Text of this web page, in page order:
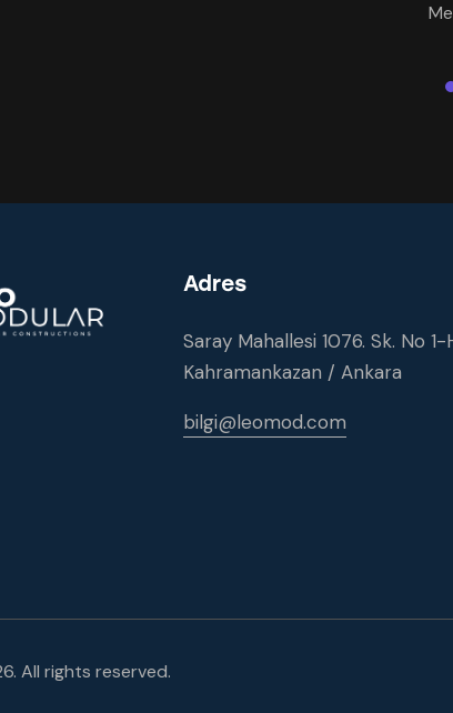
Adres
Saray Mahallesi 1076. Sk. No 1-
Kahramankazan / Ankara
bilgi@leomod.com
All rights reserved.